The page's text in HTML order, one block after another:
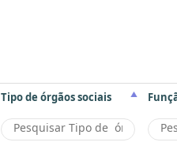
Tipo de órgãos sociais